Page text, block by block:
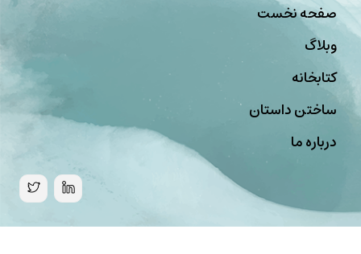
صفحه نخست
وبلاگ
کتابخانه
ساختن داستان
درباره ما